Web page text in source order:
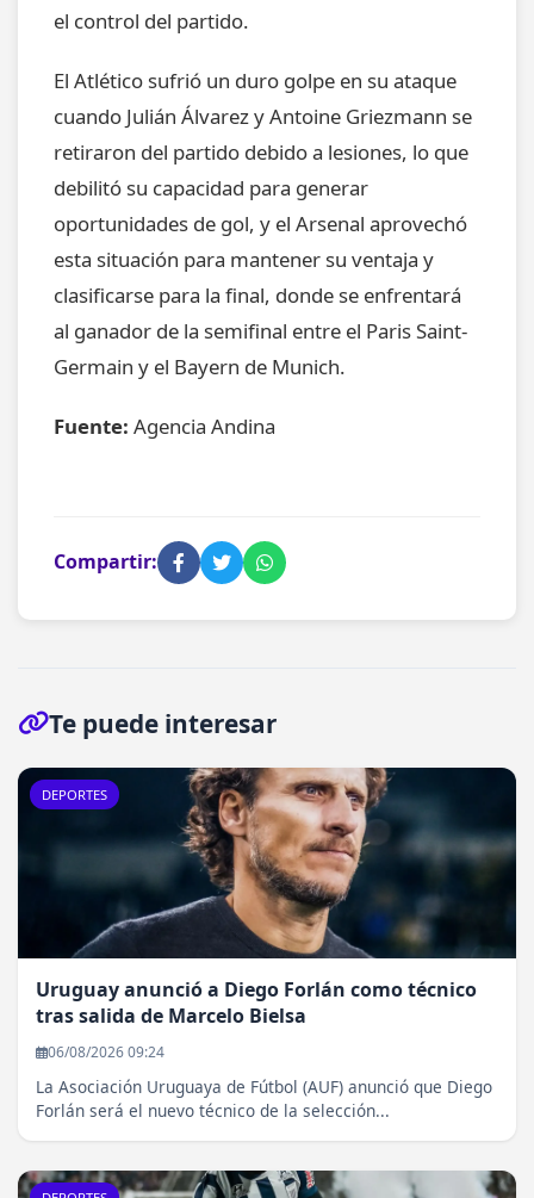
el control del partido.
El Atlético sufrió un duro golpe en su ataque
cuando Julián Álvarez y Antoine Griezmann se
retiraron del partido debido a lesiones, lo que
debilitó su capacidad para generar
oportunidades de gol, y el Arsenal aprovechó
esta situación para mantener su ventaja y
clasificarse para la final, donde se enfrentará
al ganador de la semifinal entre el Paris Saint-
Germain y el Bayern de Munich.
Fuente: Agencia Andina
Compartir:
Te puede interesar
DEPORTES
Uruguay anunció a Diego Forlán como técnico
tras salida de Marcelo Bielsa
06/08/2026 09:24
La Asociación Uruguaya de Fútbol (AUF) anunció que Diego
Forlán será el nuevo técnico de la selección...